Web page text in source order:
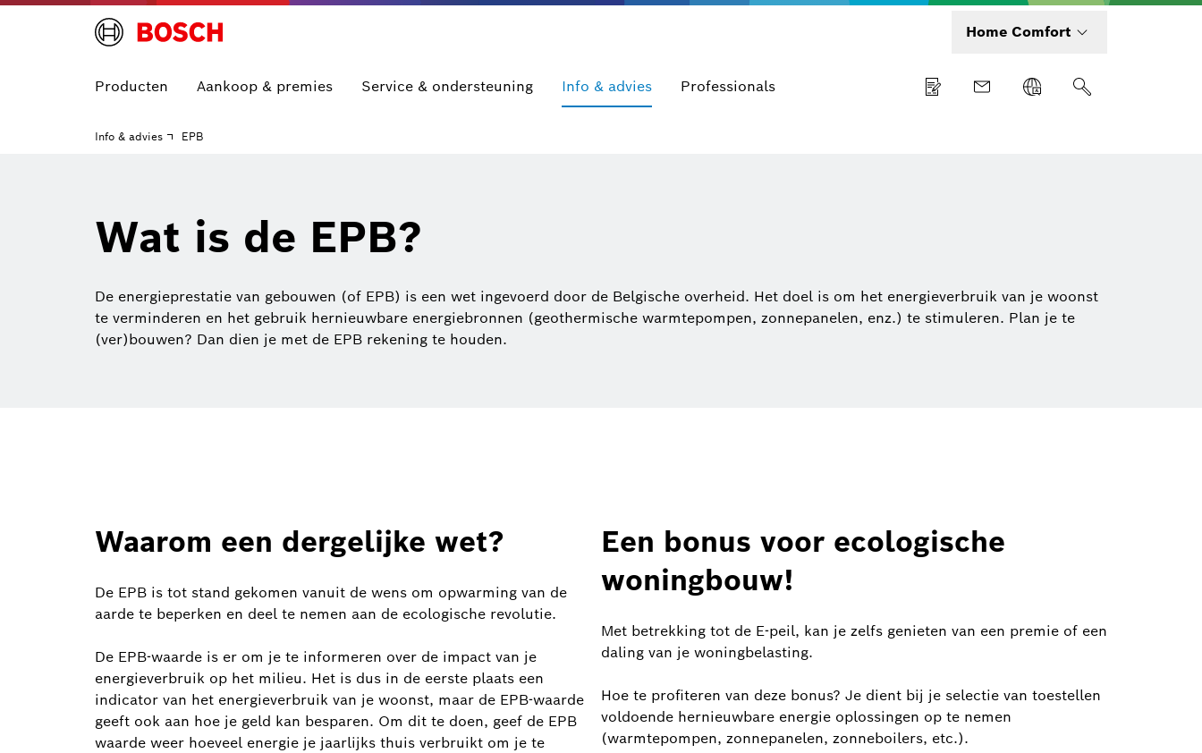
Home Comfort
Producten Aankoop & premies Service & ondersteuning Info & advies Professionals
Info & advies EPB
Wat is de EPB?
De energieprestatie van gebouwen (of EPB) is een wet ingevoerd door de Belgische overheid. Het doel is om het energieverbruik van je woonst
te verminderen en het gebruik hernieuwbare energiebronnen (geothermische warmtepompen, zonnepanelen, enz.) te stimuleren. Plan je te
(ver)bouwen? Dan dien je met de EPB rekening te houden.
Waarom een dergelijke wet?
De EPB is tot stand gekomen vanuit de wens om opwarming van de
aarde te beperken en deel te nemen aan de ecologische revolutie.
De EPB-waarde is er om je te informeren over de impact van je
energieverbruik op het milieu. Het is dus in de eerste plaats een
indicator van het energieverbruik van je woonst, maar de EPB-waarde
geeft ook aan hoe je geld kan besparen. Om dit te doen, geef de EPB
waarde weer hoeveel energie je jaarlijks thuis verbruikt om je te
Een bonus voor ecologische
woningbouw!
Met betrekking tot de E-peil, kan je zelfs genieten van een premie of een
daling van je woningbelasting.
Hoe te profiteren van deze bonus? Je dient bij je selectie van toestellen
voldoende hernieuwbare energie oplossingen op te nemen
(warmtepompen, zonnepanelen, zonneboilers, etc.).